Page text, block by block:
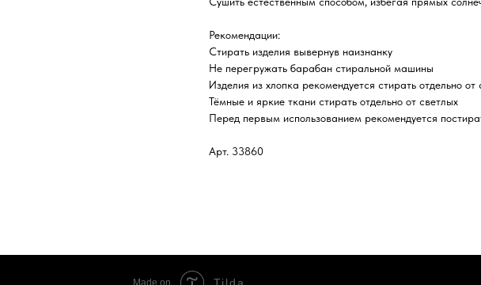
Рекомендации:
Стирать изделия вывернув наизнанку
Не перегружать барабан стиральной машины
Изделия из хлопка рекомендуется стирать отдельно от
Тёмные и яркие ткани стирать отдельно от светлых
Перед первым использованием рекомендуется
Арт. 33860